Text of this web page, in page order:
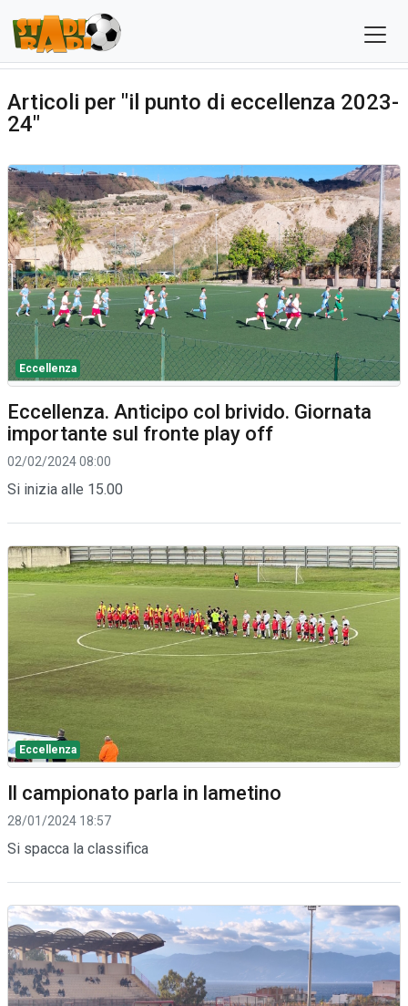
Articoli per "il punto di eccellenza 2023-
24"
Eccellenza
Eccellenza. Anticipo col brivido. Giornata
importante sul fronte play off
02/02/2024 08:00
Si inizia alle 15.00
Eccellenza
Il campionato parla in lametino
28/01/2024 18:57
Si spacca la classifica